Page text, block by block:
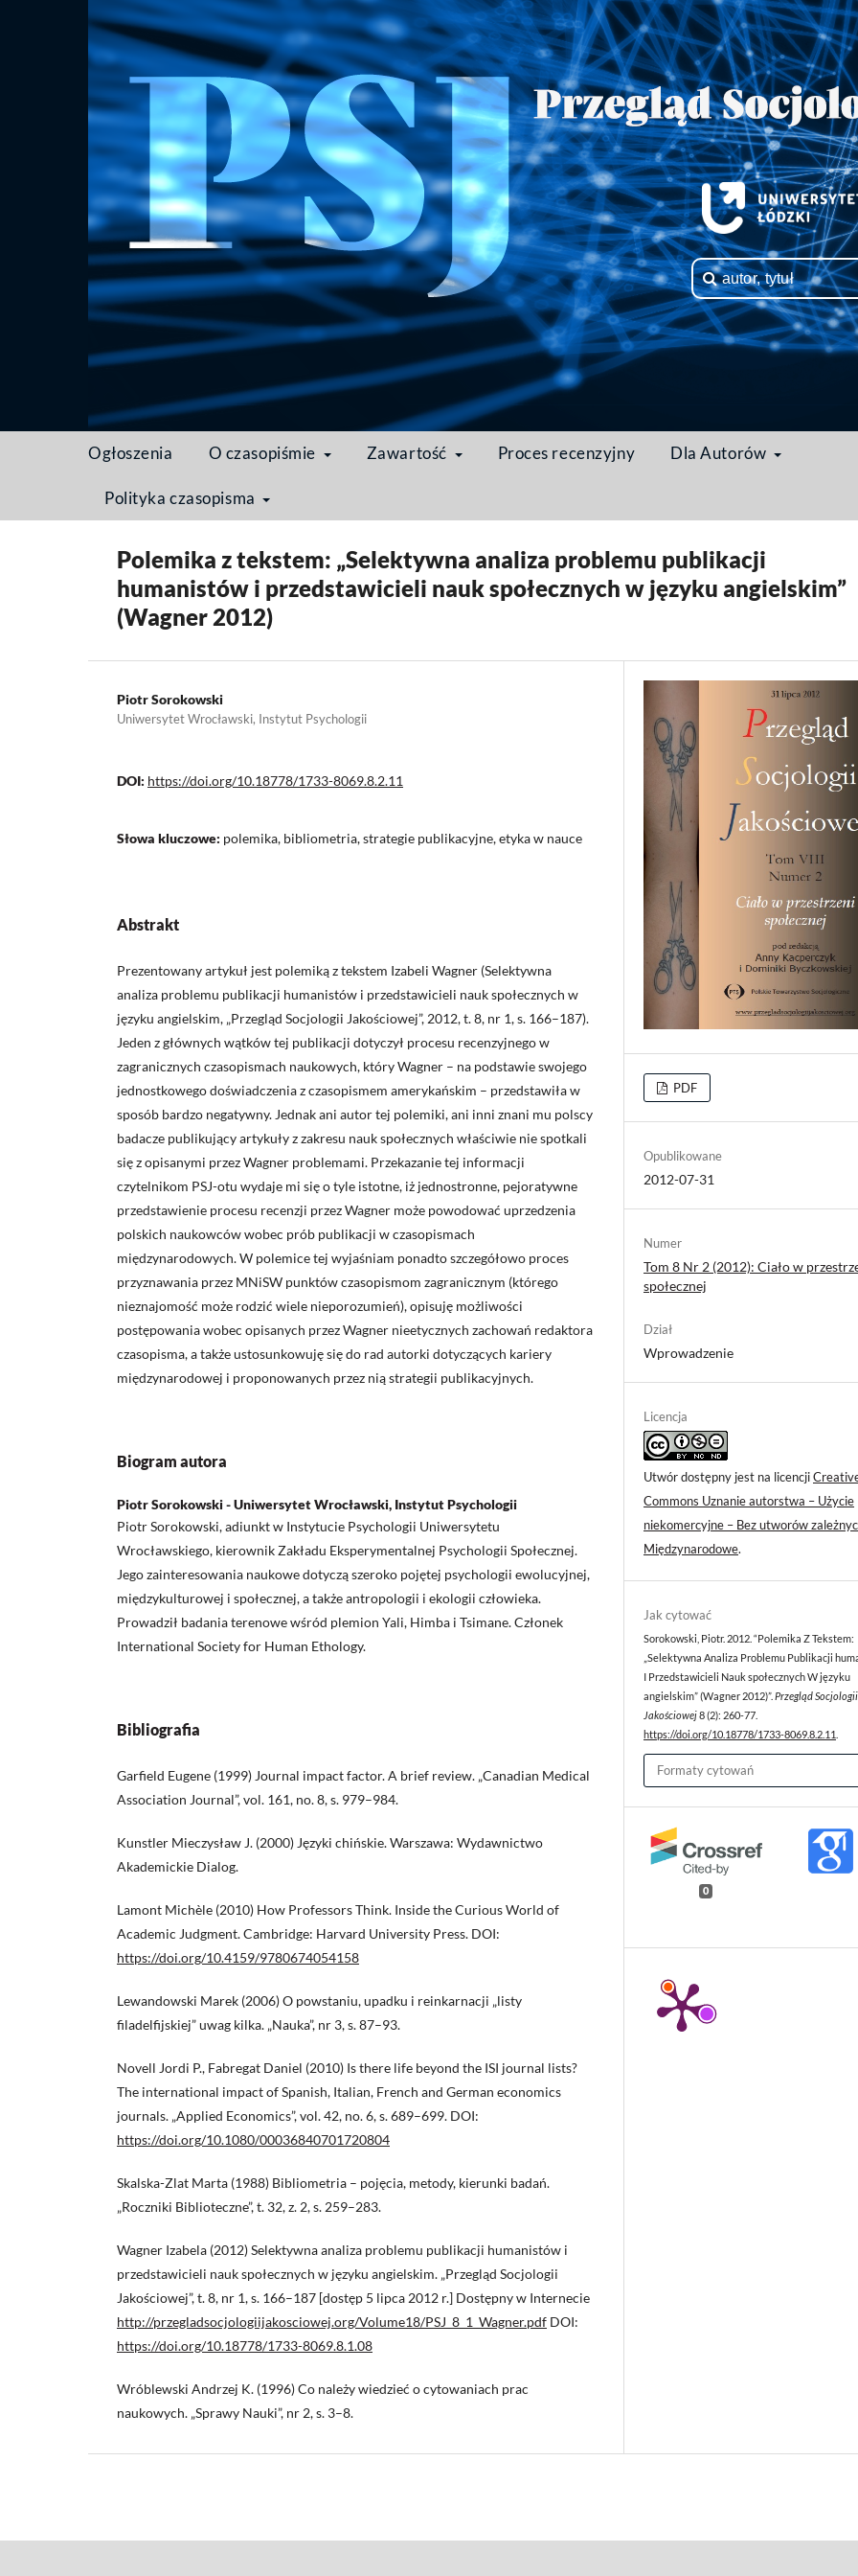
Ogłoszenia O czasopiśmie Zawartość Proces recenzyjny Dla Autorów
Polityka czasopisma
Strona domowa / Archiwum
Polemika z tekstem: „Selektywna analiza problemu publikacji
humanistów i przedstawicieli nauk społecznych w języku angielskim”
(Wagner 2012)
Piotr Sorokowski
Uniwersytet Wrocławski, Instytut Psychologii
DOI: https://doi.org/10.18778/1733-8069.8.2.11
Słowa kluczowe: polemika, bibliometria, strategie publikacyjne, etyka w nauce
Abstrakt
Prezentowany artykuł jest polemiką z tekstem Izabeli Wagner (Selektywna
analiza problemu publikacji humanistów i przedstawicieli nauk społecznych w
języku angielskim, „Przegląd Socjologii Jakościowej”, 2012, t. 8, nr 1, s. 166–187).
Jeden z głównych wątków tej publikacji dotyczył procesu recenzyjnego w
zagranicznych czasopismach naukowych, który Wagner – na podstawie swojego
jednostkowego doświadczenia z czasopismem amerykańskim – przedstawiła w
sposób bardzo negatywny. Jednak ani autor tej polemiki, ani inni znani mu polscy
badacze publikujący artykuły z zakresu nauk społecznych właściwie nie spotkali
się z opisanymi przez Wagner problemami. Przekazanie tej informacji
czytelnikom PSJ-otu wydaje mi się o tyle istotne, iż jednostronne, pejoratywne
przedstawienie procesu recenzji przez Wagner może powodować uprzedzenia
polskich naukowców wobec prób publikacji w czasopismach
międzynarodowych. W polemice tej wyjaśniam ponadto szczegółowo proces
przyznawania przez MNiSW punktów czasopismom zagranicznym (którego
nieznajomość może rodzić wiele nieporozumień), opisuję możliwości
postępowania wobec opisanych przez Wagner nieetycznych zachowań redaktora
czasopisma, a także ustosunkowuję się do rad autorki dotyczących kariery
międzynarodowej i proponowanych przez nią strategii publikacyjnych.
Biogram autora
Piotr Sorokowski - Uniwersytet Wrocławski, Instytut Psychologii
Piotr Sorokowski, adiunkt w Instytucie Psychologii Uniwersytetu
Wrocławskiego, kierownik Zakładu Eksperymentalnej Psychologii Społecznej.
Jego zainteresowania naukowe dotyczą szeroko pojętej psychologii ewolucyjnej,
międzykulturowej i społecznej, a także antropologii i ekologii człowieka.
Prowadził badania terenowe wśród plemion Yali, Himba i Tsimane. Członek
International Society for Human Ethology.
Bibliografia
Garfield Eugene (1999) Journal impact factor. A brief review. „Canadian Medical
Association Journal”, vol. 161, no. 8, s. 979–984.
Kunstler Mieczysław J. (2000) Języki chińskie. Warszawa: Wydawnictwo
Akademickie Dialog.
Lamont Michèle (2010) How Professors Think. Inside the Curious World of
Academic Judgment. Cambridge: Harvard University Press. DOI:
https://doi.org/10.4159/9780674054158
Lewandowski Marek (2006) O powstaniu, upadku i reinkarnacji „listy
filadelfijskiej” uwag kilka. „Nauka”, nr 3, s. 87–93.
Novell Jordi P., Fabregat Daniel (2010) Is there life beyond the ISI journal lists?
The international impact of Spanish, Italian, French and German economics
journals. „Applied Economics”, vol. 42, no. 6, s. 689–699. DOI:
https://doi.org/10.1080/00036840701720804
Skalska-Zlat Marta (1988) Bibliometria – pojęcia, metody, kierunki badań.
„Roczniki Biblioteczne”, t. 32, z. 2, s. 259–283.
Wagner Izabela (2012) Selektywna analiza problemu publikacji humanistów i
przedstawicieli nauk społecznych w języku angielskim. „Przegląd Socjologii
Jakościowej”, t. 8, nr 1, s. 166–187 [dostęp 5 lipca 2012 r.] Dostępny w Internecie
http://przegladsocjologiijakosciowej.org/Volume18/PSJ_8_1_Wagner.pdf DOI:
https://doi.org/10.18778/1733-8069.8.1.08
Wróblewski Andrzej K. (1996) Co należy wiedzieć o cytowaniach prac
naukowych. „Sprawy Nauki”, nr 2, s. 3–8.
PDF
Opublikowane
2012-07-31
Numer
Tom 8 Nr 2 (2012): Ciało w
społecznej
Dział
Wprowadzenie
Licencja
Utwór dostępny jest na licencji
Commons Uznanie autorstwa – Użycie
niekomercyjne – Bez utworów
Międzynarodowe.
Jak cytować
Sorokowski, Piotr. 2012. “Polemika Z Tekstem:
„Selektywna Analiza Problemu Publikacji
I Przedstawicieli Nauk społecznych W języku
angielskim” (Wagner 2012)”. Przegląd Socjologii
Jakościowej8 (2): 260-77.
https://doi.org/10.18778/1733-8069.8.2.11
Formaty cytowań
0